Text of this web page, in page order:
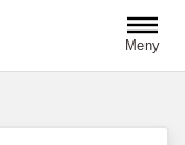
Meny